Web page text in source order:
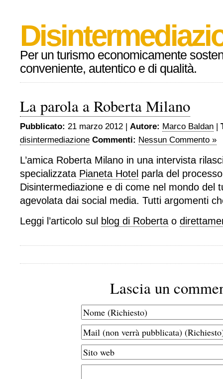
Per un turismo economicamente
conveniente, autentico e di qualità.
La parola a Roberta Milano
Pubblicato: 21 marzo 2012 | Autore: Marco Baldan |
disintermediazione Commenti: Nessun Commento »
L’amica Roberta Milano in una intervista
specializzata Pianeta Hotel parla del
Disintermediazione e di come nel mondo del
agevolata dai social media. Tutti argomenti
Leggi l’articolo sul
blog di Roberta o
Lascia un